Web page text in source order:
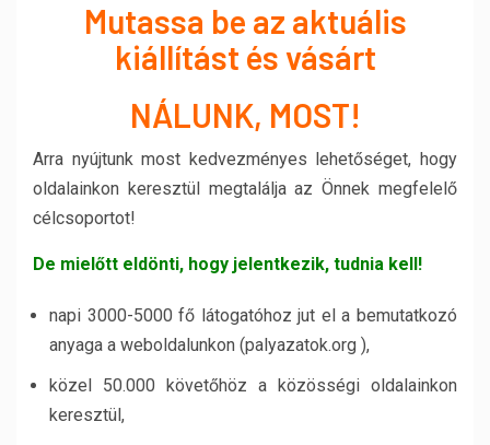
Mutassa be az aktuális
kiállítást és vásárt
NÁLUNK, MOST!
Arra nyújtunk most kedvezményes lehetőséget, hogy
oldalainkon keresztül megtalálja az Önnek megfelelő
célcsoportot!
De mielőtt eldönti, hogy jelentkezik, tudnia kell!
napi 3000-5000 fő látogatóhoz jut el a bemutatkozó
anyaga a weboldalunkon (palyazatok.org ),
közel 50.000 követőhöz a közösségi oldalainkon
keresztül,